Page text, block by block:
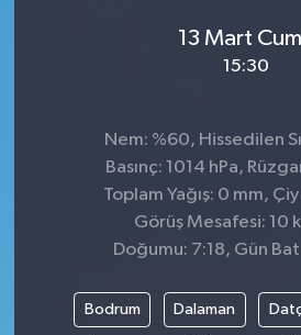
13 Mart
15:30
Nem: %60, Hissedilen
Basınç: 1014 hPa,
Toplam Yağış: 0 mm,
Görüş Mesafesi: 10
Doğumu: 7:18, Gün
Bodrum Dalaman